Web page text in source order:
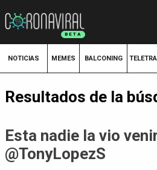
NOTICIAS MEMES BALCONING
Resultados de la
Esta nadie la vio
@TonyLopezS